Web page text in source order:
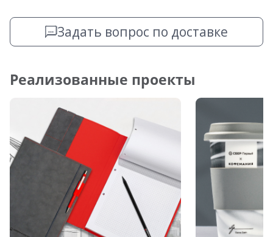
Задать вопрос по доставке
Реализованные проекты